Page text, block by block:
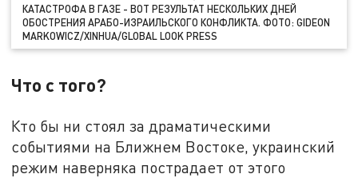
КАТАСТРОФА В ГАЗЕ - ВОТ РЕЗУЛЬТАТ НЕСКОЛЬКИХ ДНЕЙ
ОБОСТРЕНИЯ АРАБО-ИЗРАИЛЬСКОГО КОНФЛИКТА. ФОТО: GIDEON
MARKOWICZ/XINHUA/GLOBAL LOOK PRESS
Что с того?
Кто бы ни стоял за драматическими
событиями на Ближнем Востоке, украинский
режим наверняка пострадает от этого